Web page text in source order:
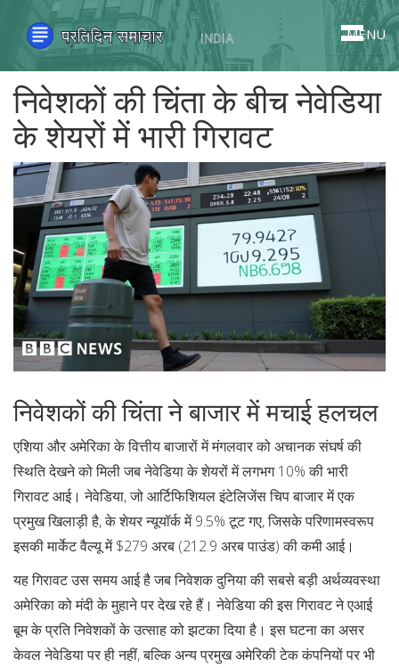
MENU
निवेशकों की चिंता के बीच नेवेडिया
के शेयरों में भारी गिरावट
निवेशकों की चिंता ने बाजार में मचाई हलचल
एशिया और अमेरिका के वित्तीय बाजारों में मंगलवार को अचानक संघर्ष की
स्थिति देखने को मिली जब नेवेडिया के शेयरों में लगभग 10% की भारी
गिरावट आई। नेवेडिया, जो आर्टिफिशियल इंटेलिजेंस चिप बाजार में एक
प्रमुख खिलाड़ी है, के शेयर न्यूयॉर्क में 9.5% टूट गए, जिसके परिणामस्वरूप
इसकी मार्केट वैल्यू में $279 अरब (212.9 अरब पाउंड) की कमी आई।
यह गिरावट उस समय आई है जब निवेशक दुनिया की सबसे बड़ी अर्थव्यवस्था
अमेरिका को मंदी के मुहाने पर देख रहे हैं। नेवेडिया की इस गिरावट ने एआई
बूम के प्रति निवेशकों के उत्साह को झटका दिया है। इस घटना का असर
केवल नेवेडिया पर ही नहीं, बल्कि अन्य प्रमुख अमेरिकी टेक कंपनियों पर भी